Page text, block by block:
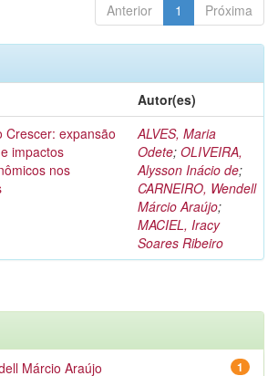
Anterior 1 Próxima
Autor(es)
Crescer: expansão
impactos
nos
ALVES, Maria
Odete; OLIVEIRA,
Alysson Inácio de;
CARNEIRO, Wendell
Márcio Araújo;
MACIEL, Iracy
Soares Ribeiro
1
Márcio Araújo